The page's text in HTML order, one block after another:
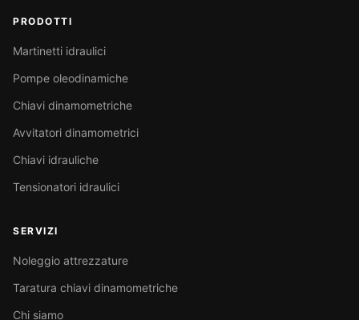
PRODOTTI
Martinetti idraulici
Pompe oleodinamiche
Chiavi dinamometriche
Avvitatori dinamometrici
Chiavi idrauliche
Tensionatori idraulici
SERVIZI
Noleggio attrezzature
Taratura chiavi dinamometriche
Chi siamo